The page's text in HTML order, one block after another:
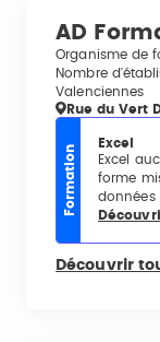
AD
Organisme de
Nombre
Valenciennes
Rue du Vert
Formation
Excel
Excel
forme
données
Découvrir